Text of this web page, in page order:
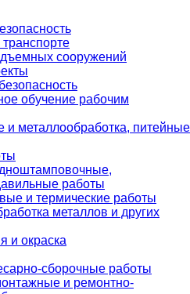
сооружений
обучение рабочим
и металлообработка, питейные
работы
и термические работы
металлов и других
и окраска
сборочные работы
и ремонтно-